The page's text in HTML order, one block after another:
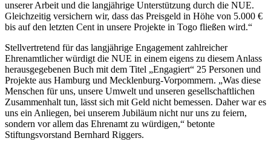
unserer Arbeit und die langjährige Unterstützung durch die NUE.
Gleichzeitig versichern wir, dass das Preisgeld in Höhe von 5.000 €
bis auf den letzten Cent in unsere Projekte in Togo fließen wird.“
Stellvertretend für das langjährige Engagement zahlreicher
Ehrenamtlicher würdigt die NUE in einem eigens zu diesem Anlass
herausgegebenen Buch mit dem Titel „Engagiert“ 25 Personen und
Projekte aus Hamburg und Mecklenburg-Vorpommern. „Was diese
Menschen für uns, unsere Umwelt und unseren gesellschaftlichen
Zusammenhalt tun, lässt sich mit Geld nicht bemessen. Daher war es
uns ein Anliegen, bei unserem Jubiläum nicht nur uns zu feiern,
sondern vor allem das Ehrenamt zu würdigen,“ betonte
Stiftungsvorstand Bernhard Riggers.